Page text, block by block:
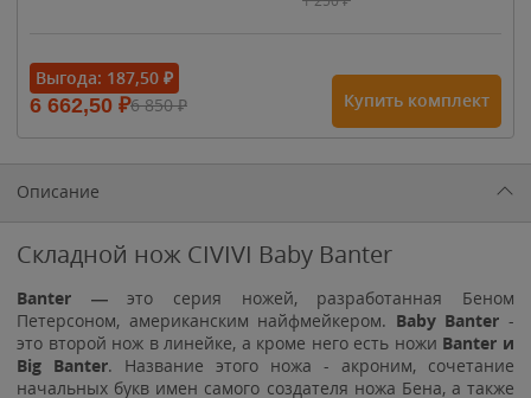
1 615₽
1 900₽1 900₽
Выгода: 187,50 ₽
6 662,50 ₽6 850₽ Купить комплект
Описание
Складной нож CIVIVI Baby Banter
Banter —это серия ножей, разработанная Беном
Петерсоном, американским найфмейкером. Baby Banter -
это второй нож в линейке, а кроме него есть ножи Banter и
Big Banter. Название этого ножа - акроним, сочетание
начальных букв имен самого создателя ножа Бена, а также